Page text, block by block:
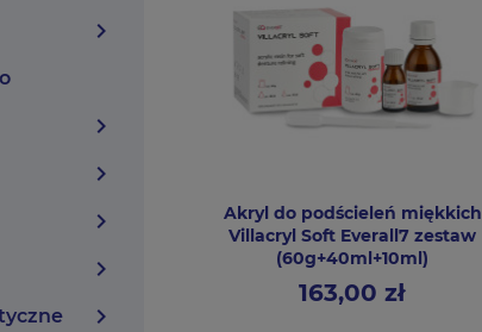
chevron_right
chevron_right
chevron_right
chevron_right
chevron_right
chevron_right
Akryl do podścieleń miękkich
Villacryl Soft Everall7 zestaw
(60g+40ml+10ml)
Cena
163,00 zł